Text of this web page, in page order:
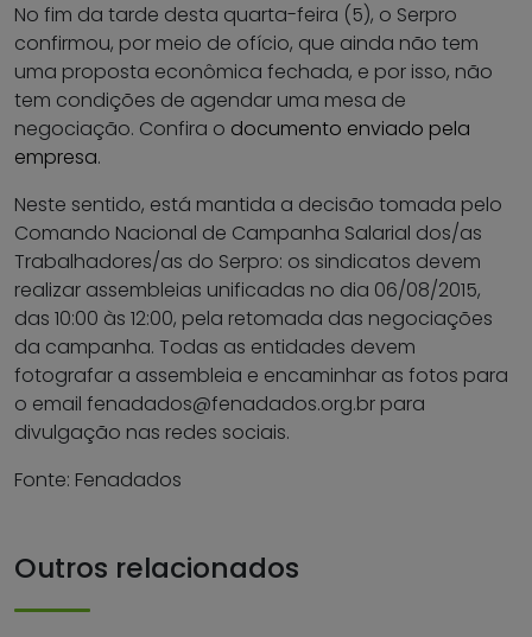
No fim da tarde desta quarta-feira (5), o Serpro
confirmou, por meio de ofício, que ainda não tem
uma proposta econômica fechada, e por isso, não
tem condições de agendar uma mesa de
negociação. Confira o documento enviado pela
empresa.
Neste sentido, está mantida a decisão tomada pelo
Comando Nacional de Campanha Salarial dos/as
Trabalhadores/as do Serpro: os sindicatos devem
realizar assembleias unificadas no dia 06/08/2015,
das 10:00 às 12:00, pela retomada das negociações
da campanha. Todas as entidades devem
fotografar a assembleia e encaminhar as fotos para
o email fenadados@fenadados.org.br para
divulgação nas redes sociais.
Fonte: Fenadados
Outros relacionados